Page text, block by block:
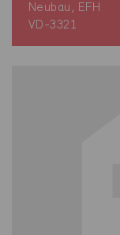
Neubau, EFH
VD-3321